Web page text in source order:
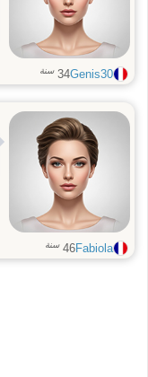
Genis30
34 سنة
Fabiola
46 سنة